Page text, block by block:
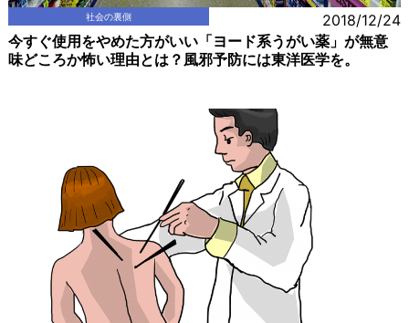
社会の裏側 2018/12/24
今すぐ使用をやめた方がいい「ヨード系うがい薬」が無意
味どころか怖い理由とは？風邪予防には東洋医学を。